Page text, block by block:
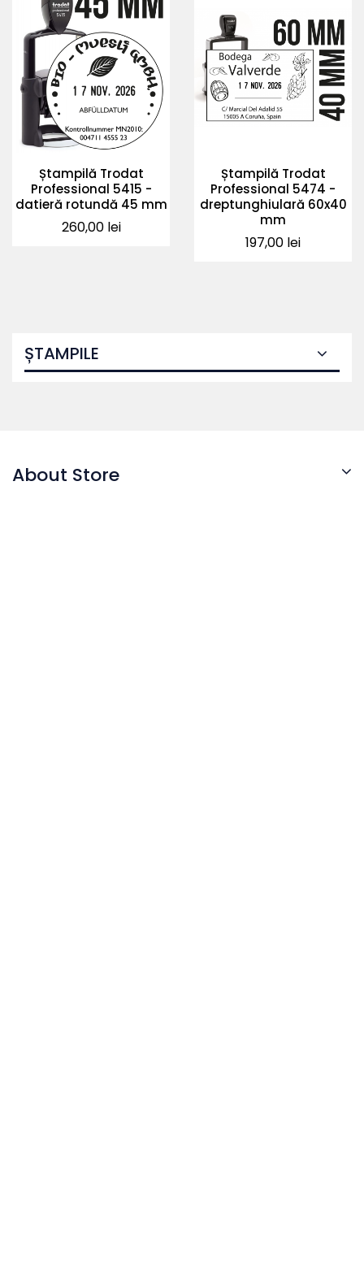
Ștampilă Trodat
Professional 5415 -
datieră rotundă 45 mm
Pret
260,00 lei
Ștampilă Trodat
Professional 5474 -
dreptunghiulară 60x40
mm
Pret
197,00 lei
ȘTAMPILE
About Store